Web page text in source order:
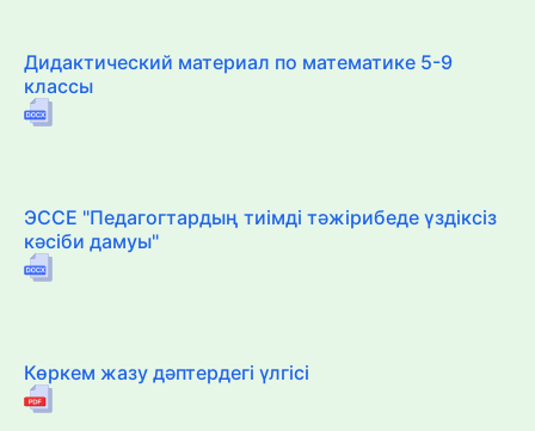
Дидактический материал по математике 5-9
классы
ЭССЕ "Педагогтардың тиімді тәжірибеде үздіксіз
кәсіби дамуы"
Көркем жазу дәптердегі үлгісі